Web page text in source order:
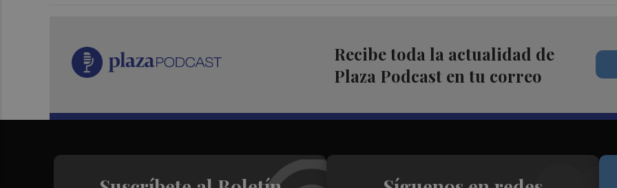
Recibe toda la actualidad de
Plaza Podcast en tu correo